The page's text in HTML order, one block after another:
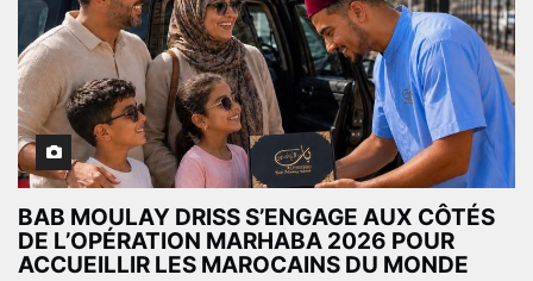
BAB MOULAY DRISS S’ENGAGE AUX CÔTÉS
DE L’OPÉRATION MARHABA 2026 POUR
ACCUEILLIR LES MAROCAINS DU MONDE